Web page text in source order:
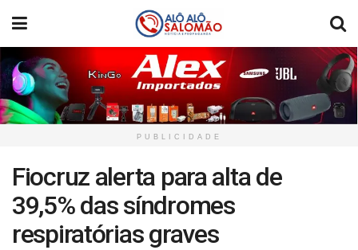
PUBLICIDADE
Fiocruz alerta para alta de
39,5% das síndromes
respiratórias graves